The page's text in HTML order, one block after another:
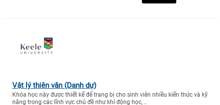
Vật lý thiên văn (Danh dự)
Khóa học này được thiết kế để trang bị cho sinh viên nhiều kiến thức và kỹ
năng trong các lĩnh vực chủ đề như khí động học, ..